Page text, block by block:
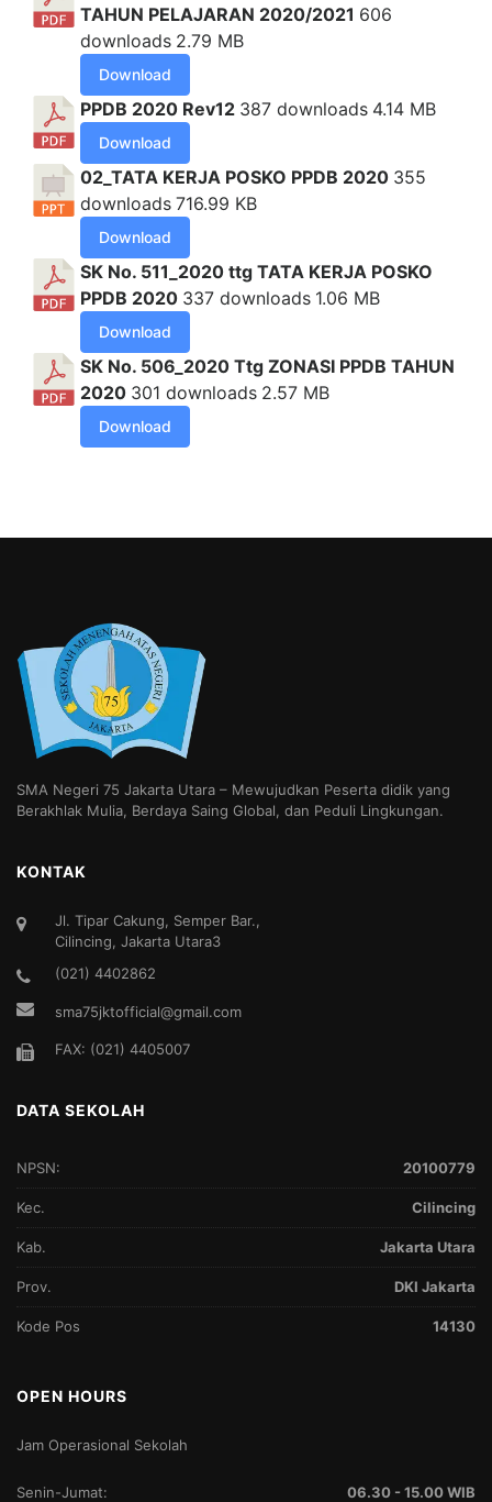
TAHUN PELAJARAN 2020/2021 606
downloads 2.79 MB
Download
PPDB 2020 Rev12 387 downloads 4.14 MB
Download
02_TATA KERJA POSKO PPDB 2020 355
downloads 716.99 KB
Download
SK No. 511_2020 ttg TATA KERJA POSKO
PPDB 2020 337 downloads 1.06 MB
Download
SK No. 506_2020 Ttg ZONASI PPDB TAHUN
2020 301 downloads 2.57 MB
Download
SMA Negeri 75 Jakarta Utara – Mewujudkan Peserta didik yang
Berakhlak Mulia, Berdaya Saing Global, dan Peduli Lingkungan.
KONTAK
Jl. Tipar Cakung, Semper Bar.,
Cilincing, Jakarta Utara3
(021) 4402862
sma75jktofficial@gmail.com
FAX: (021) 4405007
DATA SEKOLAH
NPSN: 20100779
Kec. Cilincing
Kab. Jakarta Utara
Prov. DKI Jakarta
Kode Pos 14130
OPEN HOURS
Jam Operasional Sekolah
Senin-Jumat: 06.30 - 15.00 WIB